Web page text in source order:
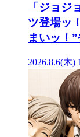
「ジョジ
ツ登場ッ
まいッ！
2026.8.6(木)